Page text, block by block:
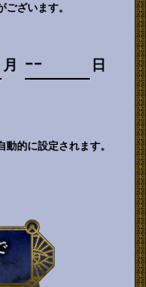
ざいます。
月
日
的に設定されます。